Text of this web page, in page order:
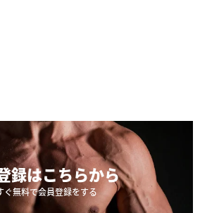
録はこちらから
ぐ無料で会員登録をする